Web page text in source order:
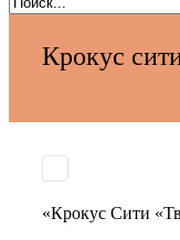
Крокус
«Крокус Сити